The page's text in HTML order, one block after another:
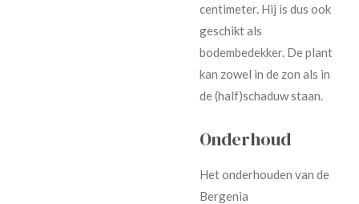
centimeter. Hij is dus ook
geschikt als
bodembedekker. De plant
kan zowel in de zon als in
de (half)schaduw staan.
Onderhoud
Het onderhouden van de
Bergenia